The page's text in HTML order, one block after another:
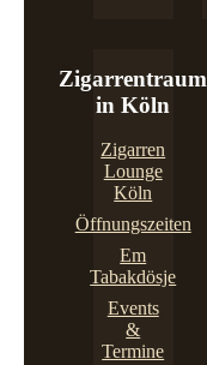
Zigarrentraum
in Köln
Zigarren
Lounge
Köln
Öffnungszeiten
Em
Tabakdösje
Events
&
Termine